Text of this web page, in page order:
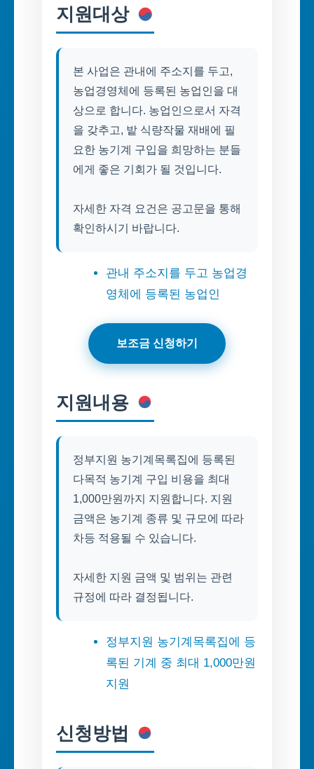
지원대상
본 사업은 관내에 주소지를 두고,
농업경영체에 등록된 농업인을 대
상으로 합니다. 농업인으로서 자격
을 갖추고, 밭 식량작물 재배에 필
요한 농기계 구입을 희망하는 분들
에게 좋은 기회가 될 것입니다.
자세한 자격 요건은 공고문을 통해
확인하시기 바랍니다.
관내 주소지를 두고 농업경
영체에 등록된 농업인
보조금 신청하기
지원내용
정부지원 농기계목록집에 등록된
다목적 농기계 구입 비용을 최대
1,000만원까지 지원합니다. 지원
금액은 농기계 종류 및 규모에 따라
차등 적용될 수 있습니다.
자세한 지원 금액 및 범위는 관련
규정에 따라 결정됩니다.
정부지원 농기계목록집에 등
록된 기계 중 최대 1,000만원
지원
신청방법